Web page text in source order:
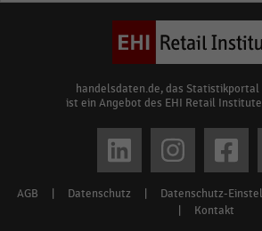
handelsdaten.de, das Statistikportal
ist ein Angebot des EHI Retail
Footer
AGB Datenschutz Datenschutz-
Kontakt